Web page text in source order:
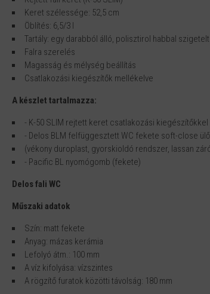
Keret szélessége: 52,5 cm
Öblítés: 6,5/3 l
Tartály: egy darabból álló, polisztirol habbal szigetelt
Falra szerelés
Magasság és mélység beállítás
Csatlakozási kiegészítők mellékelve
A készlet tartalmazza:
- K-50 SLIM rejtett keret csatlakozási kiegészítőkkel
- Delos BLM felfüggesztett WC fekete soft-close
(vékony duroplast, gyorskioldó rendszer, lassan
- Pacific BL nyomógomb (fekete)
Delos fali WC
Műszaki adatok
Szín: matt fekete
Anyag: mázas kerámia
Lefolyó átm.: 100 mm
A víz kifolyása: vízszintes
A rögzítő furatok közötti távolság: 180 mm